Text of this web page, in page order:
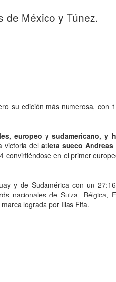
de México y Túnez.
su edición más numerosa, con
europeo y sudamericano, y
victoria del atleta sueco Andreas
convirtiéndose en el primer
y de Sudamérica con un
nacionales de Suiza, Bélgica,
lograda por Ilias Fifa.